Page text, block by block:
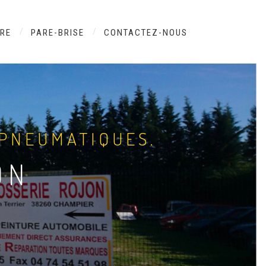
PARE-BRISE CONTACTEZ-NOUS